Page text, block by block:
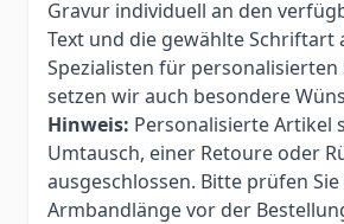
Gravur individuell an den
Text und die gewählte Schriftart
Spezialisten für personalisierten
setzen wir auch besondere
Hinweis: Personalisierte Artikel
Umtausch, einer Retoure oder
ausgeschlossen. Bitte prüfen Sie
Armbandlänge vor der